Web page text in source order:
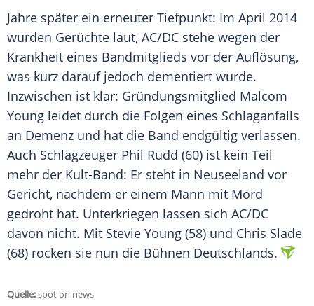
Jahre später ein erneuter Tiefpunkt: Im April 2014
wurden Gerüchte laut, AC/DC stehe wegen der
Krankheit eines Bandmitglieds vor der Auflösung,
was kurz darauf jedoch dementiert wurde.
Inzwischen ist klar: Gründungsmitglied Malcom
Young leidet durch die Folgen eines Schlaganfalls
an Demenz und hat die Band endgültig verlassen.
Auch Schlagzeuger Phil Rudd (60) ist kein Teil
mehr der Kult-Band: Er steht in Neuseeland vor
Gericht, nachdem er einem Mann mit Mord
gedroht hat. Unterkriegen lassen sich AC/DC
davon nicht. Mit Stevie Young (58) und Chris Slade
(68) rocken sie nun die Bühnen Deutschlands.
Quelle:spot on news